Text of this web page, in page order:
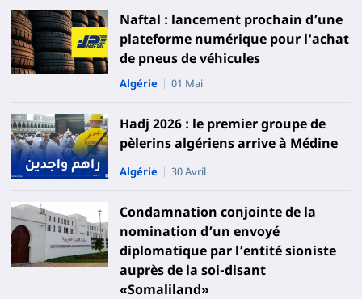
Naftal : lancement prochain d’une
plateforme numérique pour l'achat
de pneus de véhicules
Algérie 01 Mai
Hadj 2026 : le premier groupe de
pèlerins algériens arrive à Médine
Algérie 30 Avril
Condamnation conjointe de la
nomination d’un envoyé
diplomatique par l’entité sioniste
auprès de la soi-disant
«Somaliland»